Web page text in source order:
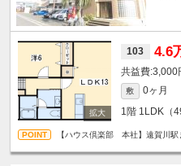
103 4.6
3,000
敷 0ヶ月
1階 1LDK（
【ハウス倶楽部 本社】遠賀川駅